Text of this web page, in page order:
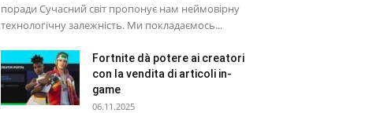
поради Сучасний світ пропонує нам неймовірну
технологічну залежність. Ми покладаємось...
Fortnite dà potere ai creatori
con la vendita di articoli in-
game
06.11.2025